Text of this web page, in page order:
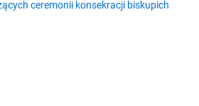
ceremonii konsekracji biskupich